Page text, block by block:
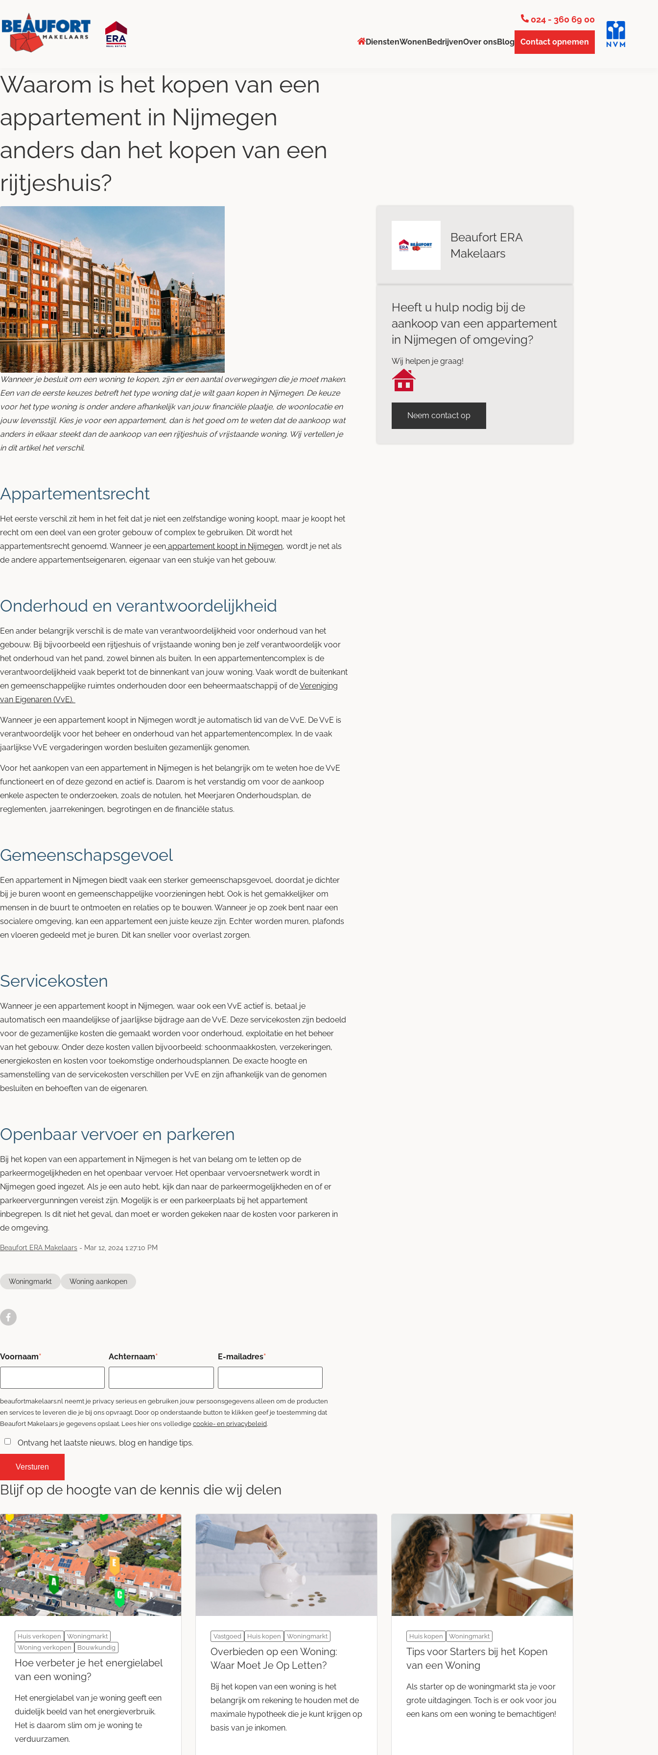
024 - 360 69 00
DienstenWonenBedrijvenOver onsBlog Contact opnemen
Waarom is het kopen van een
appartement in Nijmegen
anders dan het kopen van een
rijtjeshuis?
Wanneer je besluit om een woning te kopen, zijn er een aantal overwegingen die je moet maken.
Een van de eerste keuzes betreft het type woning dat je wilt gaan kopen in Nijmegen. De keuze
voor het type woning is onder andere afhankelijk van jouw financiële plaatje, de woonlocatie en
jouw levensstijl. Kies je voor een appartement, dan is het goed om te weten dat de aankoop wat
anders in elkaar steekt dan de aankoop van een rijtjeshuis of vrijstaande woning. Wij vertellen je
in dit artikel het verschil.
Appartementsrecht
Het eerste verschil zit hem in het feit dat je niet een zelfstandige woning koopt, maar je koopt het
recht om een deel van een groter gebouw of complex te gebruiken. Dit wordt het
appartementsrecht genoemd. Wanneer je een appartement koopt in Nijmegen, wordt je net als
de andere appartementseigenaren, eigenaar van een stukje van het gebouw.
Onderhoud en verantwoordelijkheid
Een ander belangrijk verschil is de mate van verantwoordelijkheid voor onderhoud van het
gebouw. Bij bijvoorbeeld een rijtjeshuis of vrijstaande woning ben je zelf verantwoordelijk voor
het onderhoud van het pand, zowel binnen als buiten. In een appartementencomplex is de
verantwoordelijkheid vaak beperkt tot de binnenkant van jouw woning. Vaak wordt de buitenkant
en gemeenschappelijke ruimtes onderhouden door een beheermaatschappij of deVereniging
van Eigenaren (VvE).
Wanneer je een appartement koopt in Nijmegen wordt je automatisch lid van de VvE. De VvE is
verantwoordelijk voor het beheer en onderhoud van het appartementencomplex. In de vaak
jaarlijkse VvE vergaderingen worden besluiten gezamenlijk genomen.
Voor het aankopen van een appartement in Nijmegen is het belangrijk om te weten hoe de VvE
functioneert en of deze gezond en actief is. Daarom is het verstandig om voor de aankoop
enkele aspecten te onderzoeken, zoals de notulen, het Meerjaren Onderhoudsplan, de
reglementen, jaarrekeningen, begrotingen en de financiële status.
Gemeenschapsgevoel
Een appartement in Nijmegen biedt vaak een sterker gemeenschapsgevoel, doordat je dichter
bij je buren woont en gemeenschappelijke voorzieningen hebt. Ook is het gemakkelijker om
mensen in de buurt te ontmoeten en relaties op te bouwen. Wanneer je op zoek bent naar een
socialere omgeving, kan een appartement een juiste keuze zijn. Echter worden muren, plafonds
en vloeren gedeeld met je buren. Dit kan sneller voor overlast zorgen.
Servicekosten
Wanneer je een appartement koopt in Nijmegen, waar ook een VvE actief is, betaal je
automatisch een maandelijkse of jaarlijkse bijdrage aan de VvE. Deze servicekosten zijn bedoeld
voor de gezamenlijke kosten die gemaakt worden voor onderhoud, exploitatie en het beheer
van het gebouw. Onder deze kosten vallen bijvoorbeeld: schoonmaakkosten, verzekeringen,
energiekosten en kosten voor toekomstige onderhoudsplannen. De exacte hoogte en
samenstelling van de servicekosten verschillen per VvE en zijn afhankelijk van de genomen
besluiten en behoeften van de eigenaren.
Openbaar vervoer en parkeren
Bij het kopen van een appartement in Nijmegen is het van belang om te letten op de
parkeermogelijkheden en het openbaar vervoer. Het openbaar vervoersnetwerk wordt in
Nijmegen goed ingezet. Als je een auto hebt, kijk dan naar de parkeermogelijkheden en of er
parkeervergunningen vereist zijn. Mogelijk is er een parkeerplaats bij het appartement
inbegrepen. Is dit niet het geval, dan moet er worden gekeken naar de kosten voor parkeren in
de omgeving.
Beaufort ERA Makelaars - Mar 12, 2024 1:27:10 PM
Woningmarkt Woning aankopen
Voornaam* Achternaam* E-mailadres*
beaufortmakelaars.nl neemt je privacy serieus en gebruiken jouw persoonsgegevens alleen om de producten
en services te leveren die je bij ons opvraagt. Door op onderstaande button te klikken geef je toestemming dat
Beaufort Makelaars je gegevens opslaat. Lees hier ons volledige cookie- en privacybeleid.
Ontvang het laatste nieuws, blog en handige tips.
Beaufort ERA
Makelaars
Heeft u hulp nodig bij de
aankoop van een appartement
in Nijmegen of omgeving?
Wij helpen je graag!
Neem contact op
Blijf op de hoogte van de kennis die wij delen
Huis verkopen
Woningmarkt
Woning verkopen
Bouwkundig
Hoe verbeter je het energielabel
van een woning?
Het energielabel van je woning geeft een
duidelijk beeld van het energieverbruik.
Het is daarom slim om je woning te
verduurzamen.
Vastgoed Huis kopen Woningmarkt
Overbieden op een Woning:
Waar Moet Je Op Letten?
Bij het kopen van een woning is het
belangrijk om rekening te houden met de
maximale hypotheek die je kunt krijgen op
basis van je inkomen.
Huis kopen Woningmarkt
Tips voor Starters bij het Kopen
van een Woning
Als starter op de woningmarkt sta je voor
grote uitdagingen. Toch is er ook voor jou
een kans om een woning te bemachtigen!